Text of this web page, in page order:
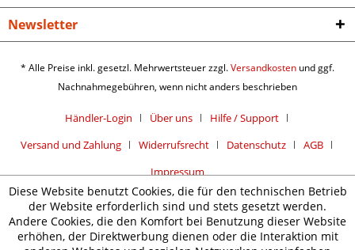
Newsletter
* Alle Preise inkl. gesetzl. Mehrwertsteuer zzgl.Versandkosten und ggf.
Nachnahmegebühren, wenn nicht anders beschrieben
Händler-Login Über uns
Hilfe / Support
Versand und Zahlung
Widerrufsrecht Datenschutz
AGB
Impressum
Diese Website benutzt Cookies, die für den technischen Betrieb
der Website erforderlich sind und stets gesetzt werden.
Andere Cookies, die den Komfort bei Benutzung dieser Website
erhöhen, der Direktwerbung dienen oder die Interaktion mit